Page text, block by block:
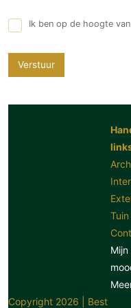
Ik ben op de hoogte
Verstuur
Tuin
Mijn
Copyright 2026 | Best